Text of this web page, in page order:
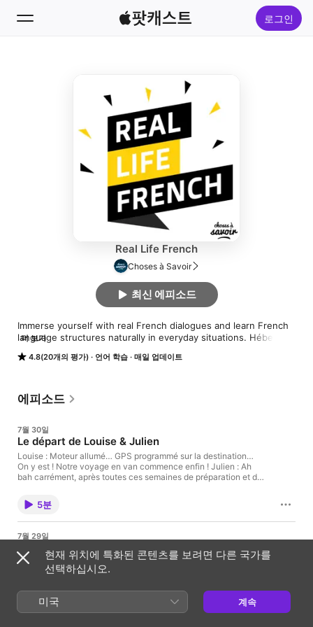
로그인
인기 차트
Real Life French
Choses à Savoir
4.8(20개의 평가) 언어 학습 매일 업데이트
Immerse yourself with real French dialogues and learn French
language structures naturally in everyday situations. Hébergé
더 보기
최신 에피소드
에피소드
7월 30일
Le départ de Louise & Julien
Louise : Moteur allumé… GPS programmé sur la destination…
On y est ! Notre voyage en van commence enfin ! Julien : Ah
bah carrément, après toutes ces semaines de préparation et de
J'ai des papillons dans le ventre même si ça me rend triste de
quitter l’appart ! T’as bien laissé les clés au voisin ? Julien : Mais
oui t’inquiète ! Et puis, tu sais bien que ce n’est qu’un au revoir !
profiter des vacances ! Hébergé par Acast. Visitez
acast.com/privacy pour plus d'informations.
5분
7월 29일
Les derniers préparatifs
Julien : Bon, je viens de finir ma valise et j’ai préparé la glacière.
Je crois qu'on est prêts à tout charger dans le van pour le grand
tout préparer au millimètre près, mais on est enfin à quelques
minutes de prendre la route. Julien : Je t’avoue que j’ai eu un
peu peur que mes affaires rentrent pas sous le lit… Mais en vrai,
5분
현재 위치에 특화된 콘텐츠를 보려면 다른 국가를
선택하십시오.
미국 계속